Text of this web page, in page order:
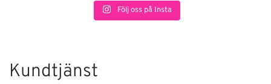
Följ oss på Insta
Kundtjänst